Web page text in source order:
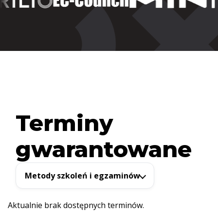
Terminy
gwarantowane
Metody szkoleń i egzaminów
Aktualnie brak dostępnych terminów.